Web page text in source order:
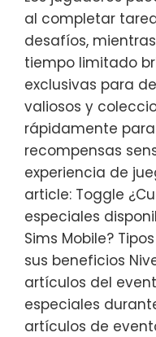
al completar
desafíos,
tiempo limitado
exclusivas para
valiosos y
rápidamente
recompensas
experiencia de
article: Toggle
especiales
Sims Mobile?
sus beneficios
artículos del
especiales
artículos de